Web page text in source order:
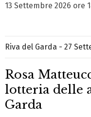
13 Settembre 2026 ore
Riva del Garda - 27
Rosa
lotteria delle
Garda